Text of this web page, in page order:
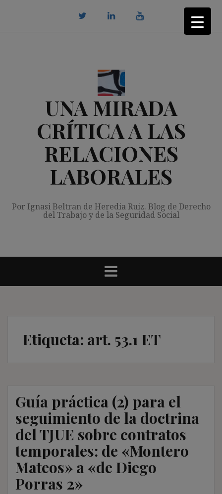
UNA MIRADA
CRÍTICA A LAS
RELACIONES
LABORALES
Por Ignasi Beltran de Heredia Ruiz. Blog de Derecho
del Trabajo y de la Seguridad Social
Etiqueta: art. 53.1 ET
Guía práctica (2) para el
seguimiento de la doctrina
del TJUE sobre contratos
temporales: de «Montero
Mateos» a «de Diego
Porras 2»